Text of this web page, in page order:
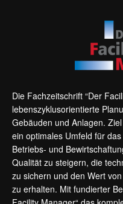
Die Fachzeitschrift “Der
lebenszyklusorientierte
Gebäuden und Anlagen.
ein optimales Umfeld für
Betriebs- und
Qualität zu steigern, die
zu sichern und den Wert
zu erhalten. Mit fundierter